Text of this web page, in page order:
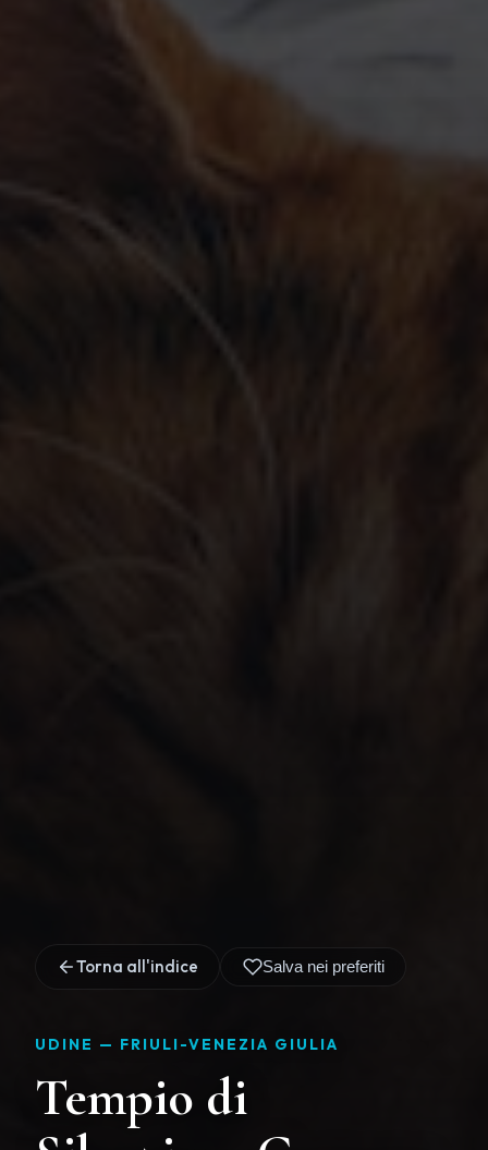
Torna all'indice Salva nei preferiti
UDINE — FRIULI-VENEZIA GIULIA
Tempio di